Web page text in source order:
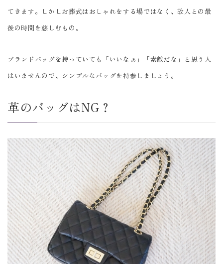
てきます。しかしお葬式はおしゃれをする場ではなく、故人との最
後の時間を慈しむもの。
ブランドバッグを持っていても「いいなぁ」「素敵だな」と思う人
はいませんので、シンプルなバッグを持参しましょう。
革のバッグはNG？